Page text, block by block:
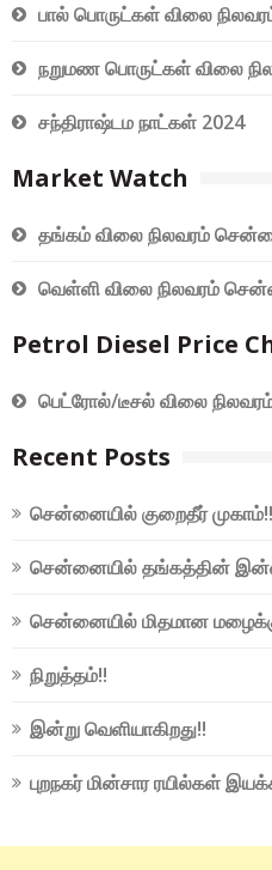
பால் பொருட்கள் விலை
நறுமண பொருட்கள் விலை
சந்திராஷ்டம நாட்கள் 2024
Market Watch
தங்கம் விலை நிலவரம்
வெள்ளி விலை நிலவரம்
Petrol Diesel Price
பெட்ரோல்/டீசல் விலை
Recent Posts
சென்னையில் குறைதீர் முகாம்!!
சென்னையில் தங்கத்தின்
சென்னையில் மிதமான
நிறுத்தம்!!
இன்று வெளியாகிறது!!
புறநகர் மின்சார ரயில்கள்